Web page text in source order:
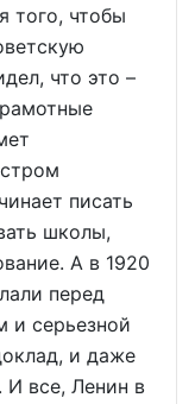
того, чтобы
что это –
писать
школы,
А в 1920
перед
серьезной
и даже
И все, Ленин в